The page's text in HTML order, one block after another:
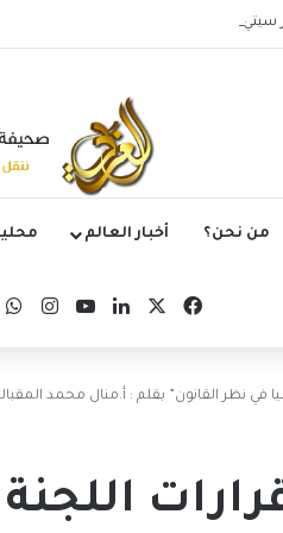
يتجاوز نجوم الدوري الكوري بثلاثية في
من نحن؟ أخبار العالم
فيسبوكلينكدإن‫YouTube
في نظر القانون” بقلم : أ.منال محمد